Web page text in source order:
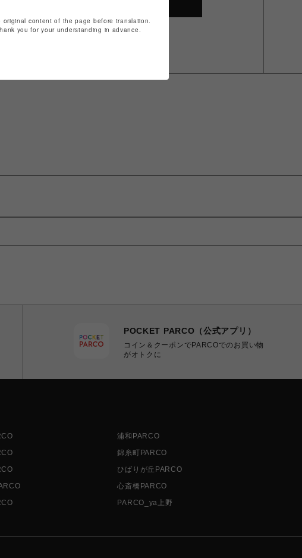
POCKET PARCO（公式アプリ）
コイン＆クーポンでPARCOでのお買い物
がオトクに
浦和PARCO
錦糸町PARCO
ひばりが丘PARCO
心斎橋PARCO
PARCO_ya上野
content of the page before translation.
you for your understanding in advance.